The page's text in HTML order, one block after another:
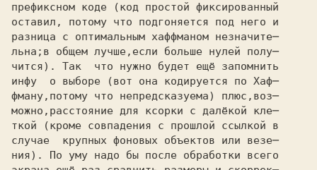
префиксном коде (код простой фиксированный
оставил, потому что подгоняется под него и
разница с оптимальным хаффманом незначите─
льна;в общем лучше,если больше нулей полу─
чится). Так  что нужно будет ещё запомнить
инфу  о выборе (вот она кодируется по Хаф─
фману,потому что непредсказуема) плюс,воз─
можно,расстояние для ксорки с далёкой кле─
ткой (кроме совпадения с прошлой ссылкой в
случае  крупных фоновых объектов или везе─
ния). По уму надо бы после обработки всего